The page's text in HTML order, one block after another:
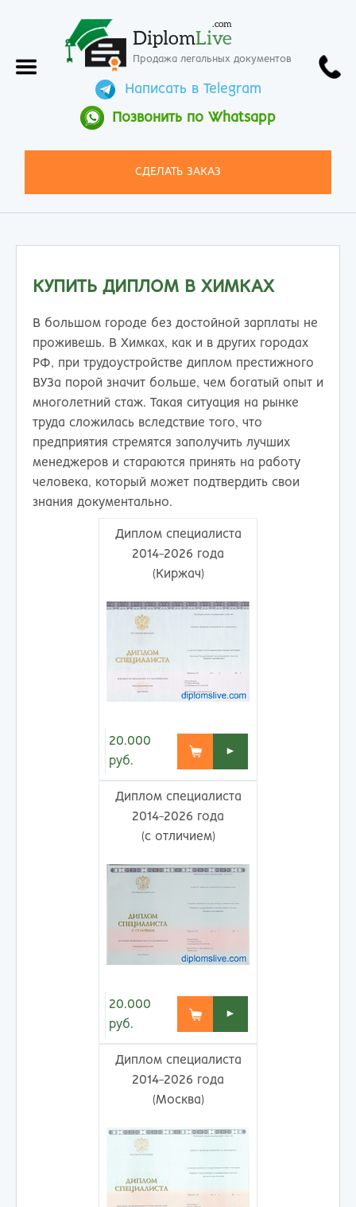
DiplomLive
.com
Продажа легальных документов
Написать в Telegram
Позвонить по Whatsapp
СДЕЛАТЬ ЗАКАЗ
КУПИТЬ ДИПЛОМ В ХИМКАХ
В большом городе без достойной зарплаты не
проживешь. В Химках, как и в других городах
РФ, при трудоустройстве диплом престижного
ВУЗа порой значит больше, чем богатый опыт и
многолетний стаж. Такая ситуация на рынке
труда сложилась вследствие того, что
предприятия стремятся заполучить лучших
менеджеров и стараются принять на работу
человека, который может подтвердить свои
знания документально.
Диплом специалиста
2014-2026 года
(Киржач)
20.000
руб.
►
Диплом специалиста
2014-2026 года
(с отличием)
20.000
руб.
►
Диплом специалиста
2014-2026 года
(Москва)